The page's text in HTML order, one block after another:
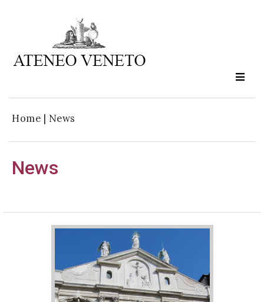
Home | News
News
Ateneo
è
cultura
newsletter: